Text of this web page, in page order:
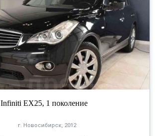
Infiniti EX25, 1 поколение
г. Новосибирск, 2012